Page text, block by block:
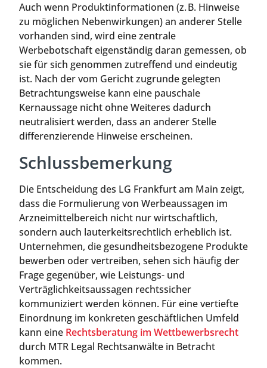
Auch wenn Produktinformationen (z. B. Hinweise
zu möglichen Nebenwirkungen) an anderer Stelle
vorhanden sind, wird eine zentrale
Werbebotschaft eigenständig daran gemessen, ob
sie für sich genommen zutreffend und eindeutig
ist. Nach der vom Gericht zugrunde gelegten
Betrachtungsweise kann eine pauschale
Kernaussage nicht ohne Weiteres dadurch
neutralisiert werden, dass an anderer Stelle
differenzierende Hinweise erscheinen.
Schlussbemerkung
Die Entscheidung des LG Frankfurt am Main zeigt,
dass die Formulierung von Werbeaussagen im
Arzneimittelbereich nicht nur wirtschaftlich,
sondern auch lauterkeitsrechtlich erheblich ist.
Unternehmen, die gesundheitsbezogene Produkte
bewerben oder vertreiben, sehen sich häufig der
Frage gegenüber, wie Leistungs- und
Verträglichkeitsaussagen rechtssicher
kommuniziert werden können. Für eine vertiefte
Einordnung im konkreten geschäftlichen Umfeld
kann eine Rechtsberatung im Wettbewerbsrecht
durch MTR Legal Rechtsanwälte in Betracht
kommen.